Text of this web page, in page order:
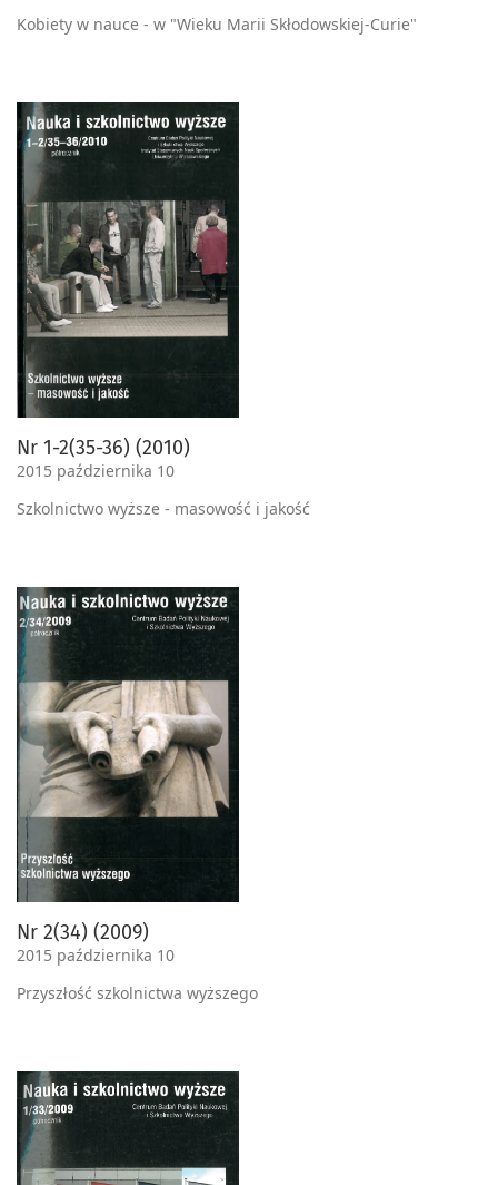
Kobiety w nauce - w "Wieku Marii Skłodowskiej-Curie"
Nr 1-2(35-36) (2010)
2015 października 10
Szkolnictwo wyższe - masowość i jakość
Nr 2(34) (2009)
2015 października 10
Przyszłość szkolnictwa wyższego